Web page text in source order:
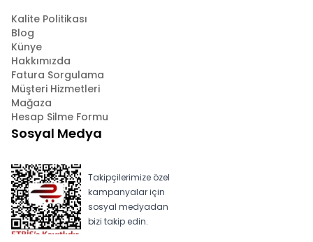
Kalite Politikası
Blog
Künye
Hakkımızda
Fatura Sorgulama
Müşteri Hizmetleri
Mağaza
Hesap Silme Formu
Sosyal Medya
Takipçilerimize özel
kampanyalar için
sosyal medyadan
bizi takip edin.